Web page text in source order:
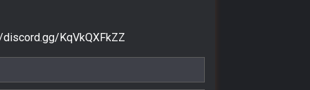
KqVkQXFkZZ